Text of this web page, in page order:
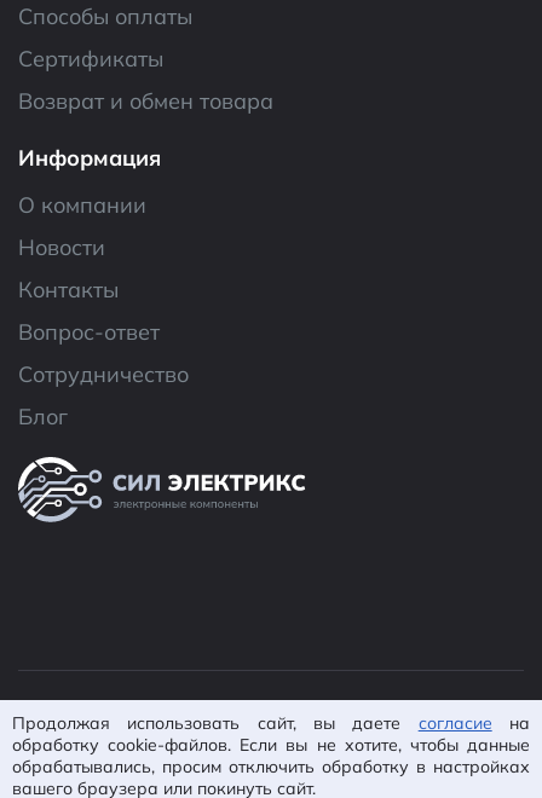
Способы оплаты
Сертификаты
Возврат и обмен товара
Информация
О компании
Новости
Контакты
Вопрос-ответ
Сотрудничество
Блог
Политика конфиденциальности
Согласие на
обработку ПД
Пользовательское
Продолжая использовать сайт, вы даете согласие на
обработку cookie-файлов. Если вы не хотите, чтобы данные
обрабатывались, просим отключить обработку в настройках
вашего браузера или покинуть сайт.